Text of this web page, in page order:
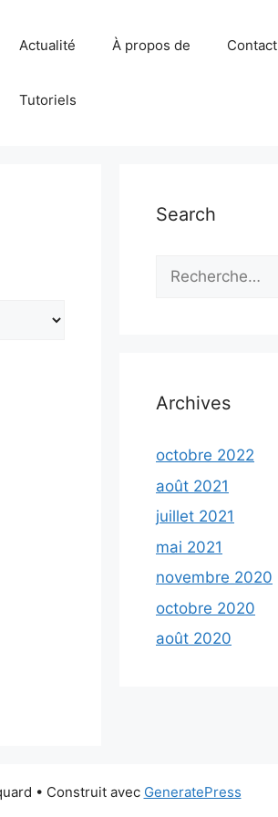
Actualité À propos de Contact
Tutoriels
Search
Rechercher :
Archives
octobre 2022
août 2021
juillet 2021
mai 2021
novembre 2020
octobre 2020
août 2020
• Construit avec GeneratePress